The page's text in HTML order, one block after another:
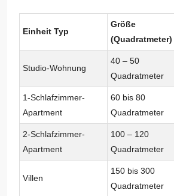
Einheit Typ
Größe
(Quadratmeter)
Studio-Wohnung
40 – 50
Quadratmeter
1-Schlafzimmer-
Apartment
60 bis 80
Quadratmeter
2-Schlafzimmer-
Apartment
100 – 120
Quadratmeter
Villen
150 bis 300
Quadratmeter